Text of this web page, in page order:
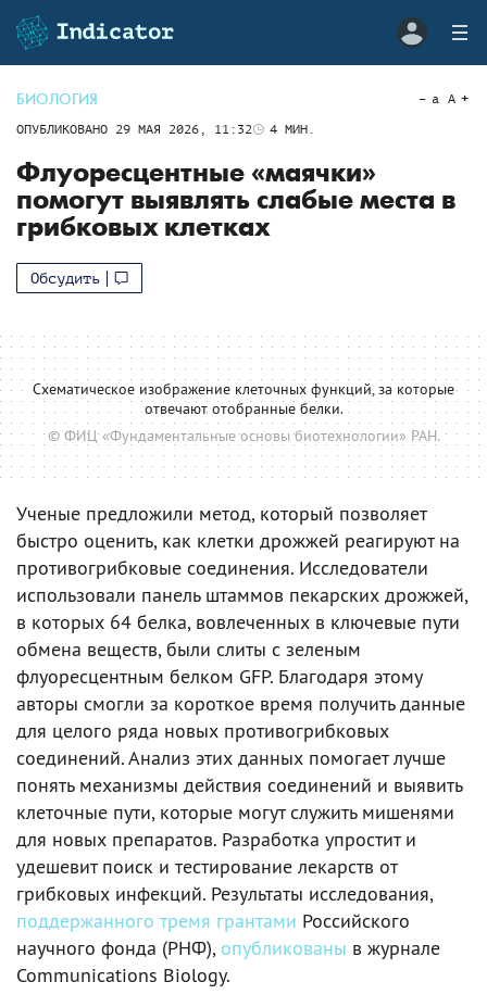
БИОЛОГИЯ
ОПУБЛИКОВАНО 29 МАЯ 2026, 11:32 4 МИН.
a A
Флуоресцентные «маячки»
помогут выявлять слабые места в
грибковых клетках
Обсудить
Схематическое изображение клеточных функций, за которые
отвечают отобранные белки.
© ФИЦ «Фундаментальные основы биотехнологии» РАН.
Ученые предложили метод, который позволяет
быстро оценить, как клетки дрожжей реагируют на
противогрибковые соединения. Исследователи
использовали панель штаммов пекарских дрожжей,
в которых 64 белка, вовлеченных в ключевые пути
обмена веществ, были слиты с зеленым
флуоресцентным белком GFP. Благодаря этому
авторы смогли за короткое время получить данные
для целого ряда новых противогрибковых
соединений. Анализ этих данных помогает лучше
понять механизмы действия соединений и выявить
клеточные пути, которые могут служить мишенями
для новых препаратов. Разработка упростит и
удешевит поиск и тестирование лекарств от
грибковых инфекций. Результаты исследования,
поддержанного тремя грантами Российского
научного фонда (РНФ), опубликованы в журнале
Communications Biology.